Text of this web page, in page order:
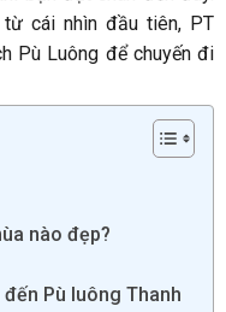
từ cái nhìn đầu tiên, PT
Pù Luông để chuyến đi
nào đẹp?
Pù luông Thanh